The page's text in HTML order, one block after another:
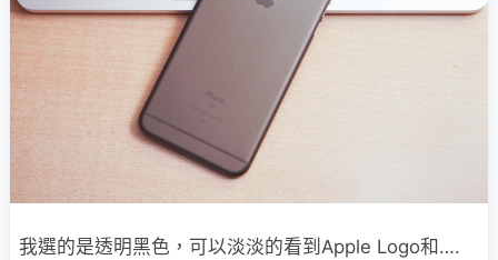
我選的是透明黑色，可以淡淡的看到Apple Logo和….